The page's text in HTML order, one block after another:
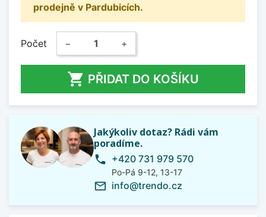
prodejně v Pardubicích.
Počet − +
 PŘIDAT DO KOŠÍKU
Jakýkoliv dotaz? Rádi vám
poradíme.
phone +420 731 979 570
Po-Pá 9-12, 13-17
mail_outline info@trendo.cz